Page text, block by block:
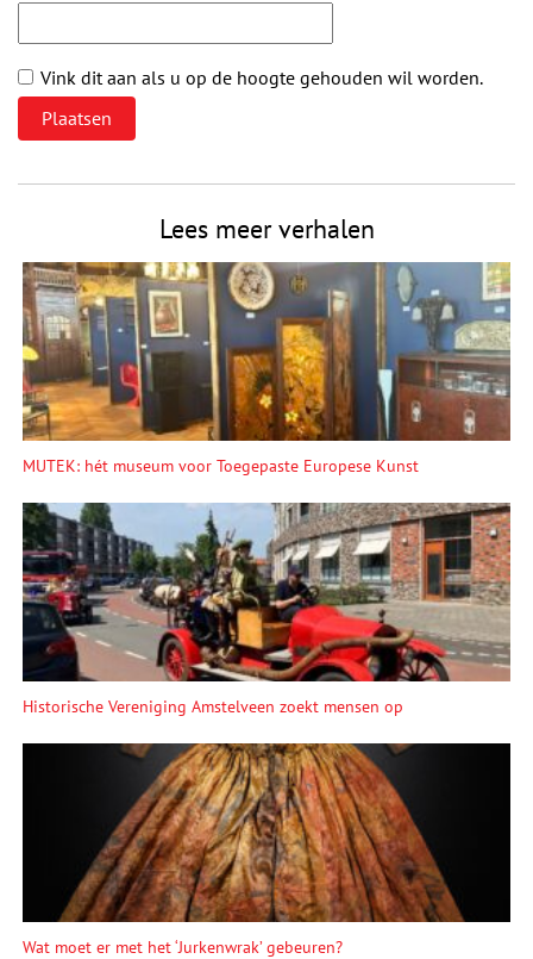
Vink dit aan als u op de hoogte gehouden wil worden.
Lees meer verhalen
MUTEK: hét museum voor Toegepaste Europese Kunst
Historische Vereniging Amstelveen zoekt mensen op
Wat moet er met het ‘Jurkenwrak’ gebeuren?